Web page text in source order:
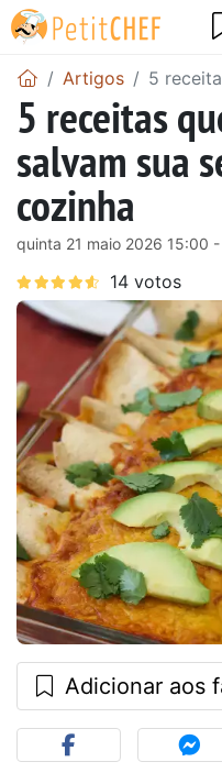
Artigos 5
5 receitas
salvam sua
cozinha
quinta 21 maio 2026 15:00 -
Adicionar aos